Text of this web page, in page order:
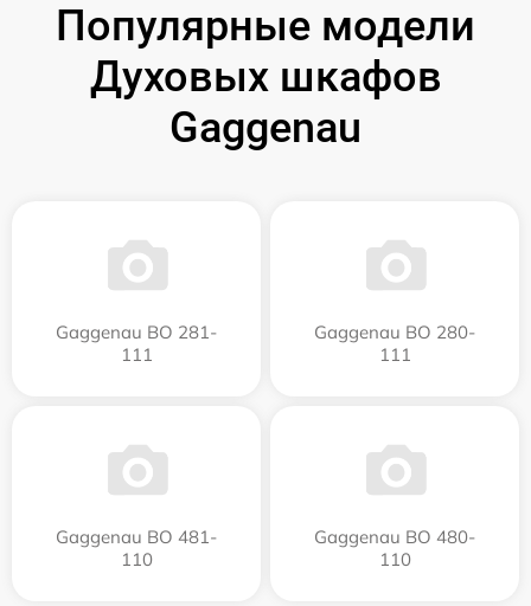
Популярные модели
Духовых шкафов
Gaggenau
Gaggenau BO 281-
111
Gaggenau BO 280-
111
Gaggenau BO 481-
110
Gaggenau BO 480-
110